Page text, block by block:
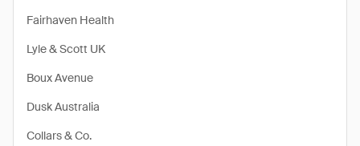
Fairhaven Health
Lyle & Scott UK
Boux Avenue
Dusk Australia
Collars & Co.